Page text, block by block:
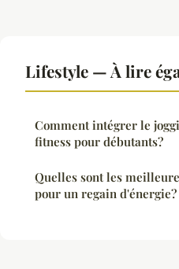
Lifestyle — À lire
Comment intégrer le
fitness pour débutants?
Quelles sont les
pour un regain d'énergie?